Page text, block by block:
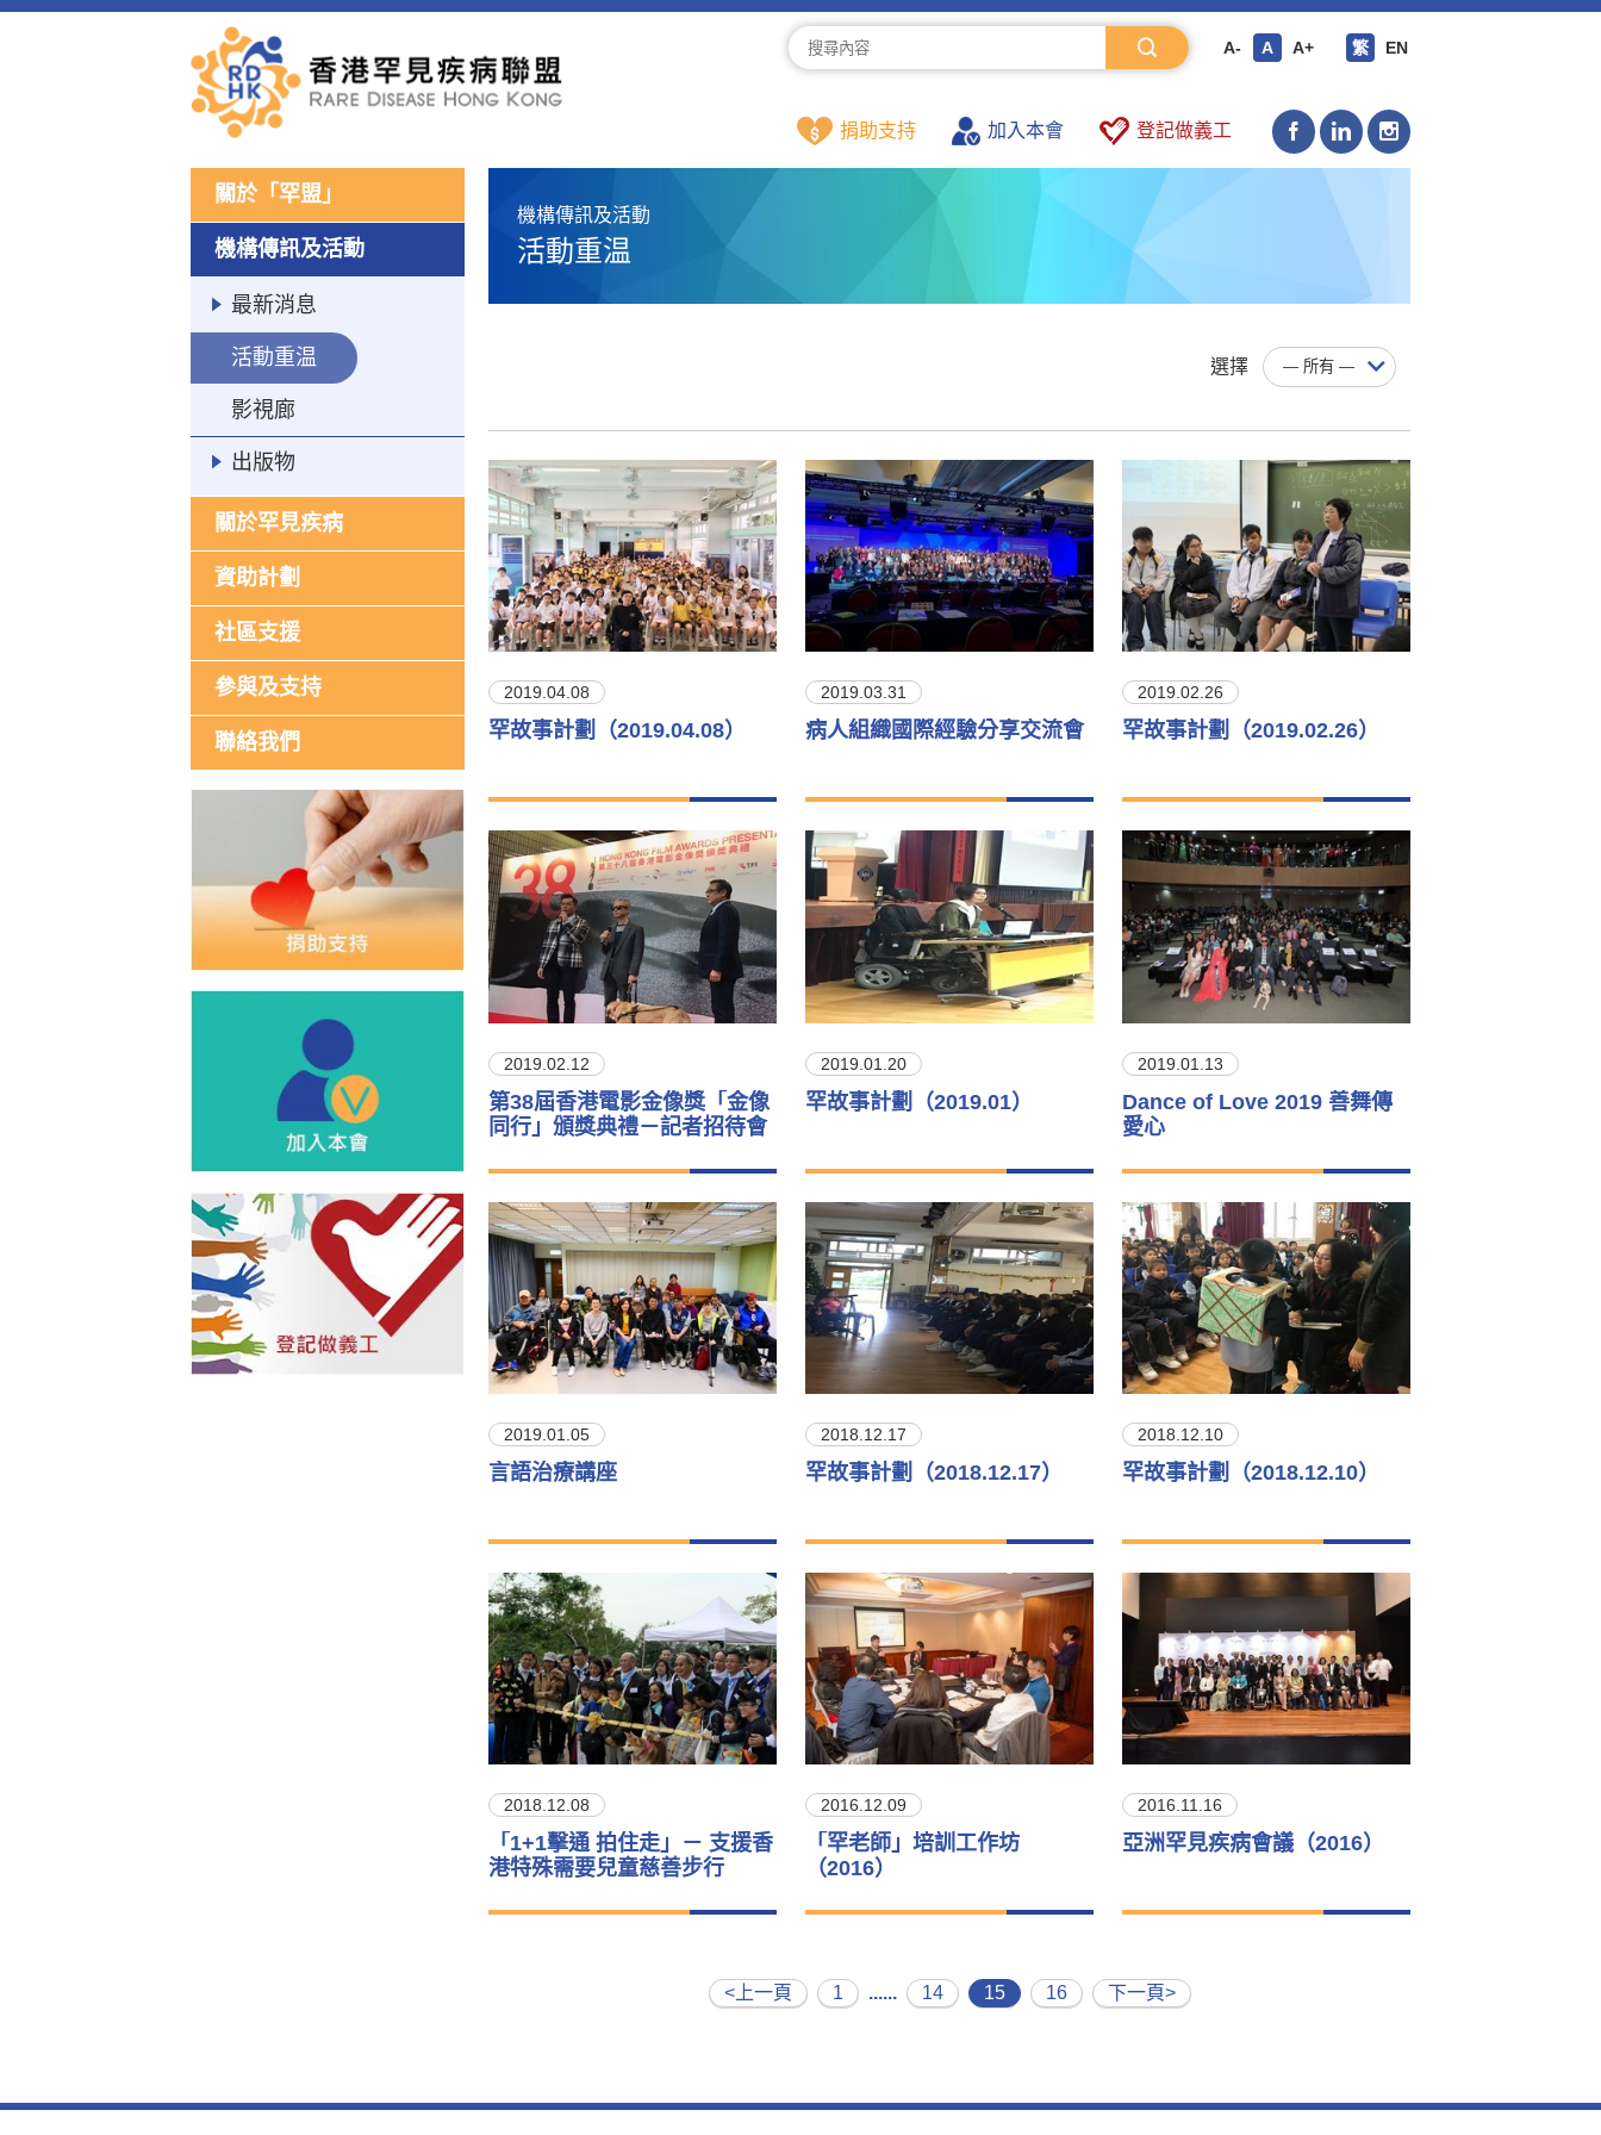
A- A A+ 繁 EN
捐助支持 加入本會 登記做義工
關於「罕盟」
機構傳訊及活動
最新消息
活動重温
影視廊
出版物
關於罕見疾病
資助計劃
社區支援
參與及支持
聯絡我們
機構傳訊及活動
活動重温
選擇
2019.04.08
罕故事計劃（2019.04.08）
2019.03.31
病人組織國際經驗分享交流會
2019.02.26
罕故事計劃（2019.02.26）
2019.02.12
第38屆香港電影金像獎「金像
同行」頒獎典禮－記者招待會
2019.01.20
罕故事計劃（2019.01）
2019.01.13
Dance of Love 2019 善舞傳
愛心
2019.01.05
言語治療講座
2018.12.17
罕故事計劃（2018.12.17）
2018.12.10
罕故事計劃（2018.12.10）
2018.12.08
「1+1擊通 拍住走」－ 支援香
港特殊需要兒童慈善步行
2016.12.09
「罕老師」培訓工作坊
（2016）
2016.11.16
亞洲罕見疾病會議（2016）
<上一頁 1 ...... 14 15 16 下一頁>